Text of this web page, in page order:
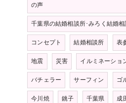
の声
千葉県の結婚相談所･みろく結婚相
コンセプト 結婚相談所 表
地震 災害 イルミネーショ
バチェラー サーフィン ゴ
今川焼 銚子 千葉県 成